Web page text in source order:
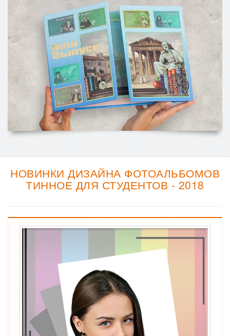
НОВИНКИ ДИЗАЙНА ФОТОАЛЬБОМОВ
ТИННОЕ ДЛЯ СТУДЕНТОВ - 2018